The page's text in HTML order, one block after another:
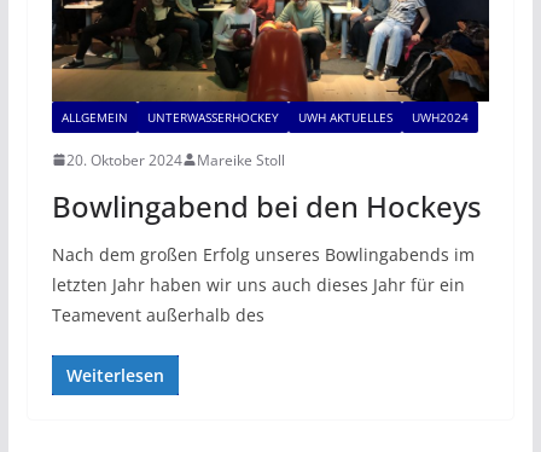
ALLGEMEIN UNTERWASSERHOCKEY UWH AKTUELLES UWH2024
20. Oktober 2024 Mareike Stoll
Bowlingabend bei den Hockeys
Nach dem großen Erfolg unseres Bowlingabends im
letzten Jahr haben wir uns auch dieses Jahr für ein
Teamevent außerhalb des
Weiterlesen